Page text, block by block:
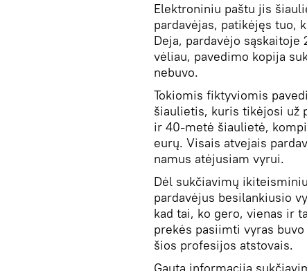
Elektroniniu paštu jis
pardavėjas, patikėjęs tuo,
Deja, pardavėjo
vėliau, pavedimo kopija
nebuvo.
Tokiomis fiktyviomis
šiaulietis, kuris tikėjosi už
ir 40-metė šiaulietė,
eurų. Visais atvejais
namus atėjusiam vyrui.
Dėl sukčiavimų
pardavėjus besilankiusio
kad tai, ko gero, vienas ir
prekės pasiimti vyras
šios profesijos atstovais.